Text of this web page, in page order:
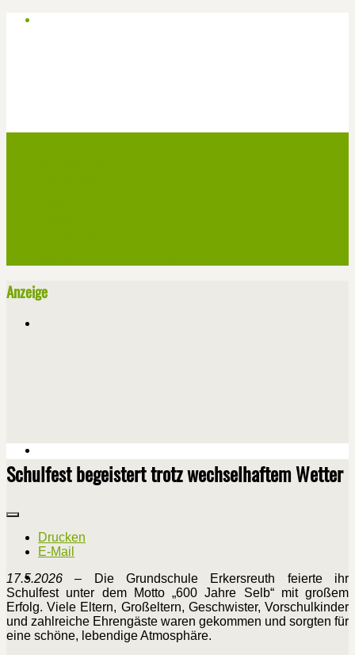
Anzeige
Schulfest begeistert trotz wechselhaftem Wetter
Drucken
E-Mail
17.5.2026 – Die Grundschule Erkersreuth feierte ihr
Schulfest unter dem Motto „600 Jahre Selb“ mit großem
Erfolg. Viele Eltern, Großeltern, Geschwister, Vorschulkinder
und zahlreiche Ehrengäste waren gekommen und sorgten für
eine schöne, lebendige Atmosphäre.